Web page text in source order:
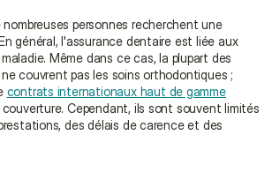
personnes recherchent une
général, l'assurance dentaire est liée aux
Même dans ce cas, la plupart des
couvrent pas les soins orthodontiques ;
contrats internationaux haut de gamme
Cependant, ils sont souvent limités
des délais de carence et des